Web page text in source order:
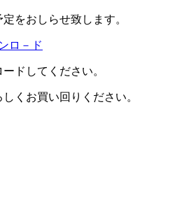
をおしらせ致します。
ロ－ド
ドしてください。
くお買い回りください。